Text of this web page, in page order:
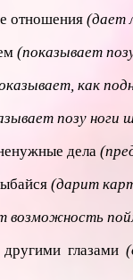
отношения (дает
(показывает
как
позу ноги
дела
(дарит
возможность
глазами